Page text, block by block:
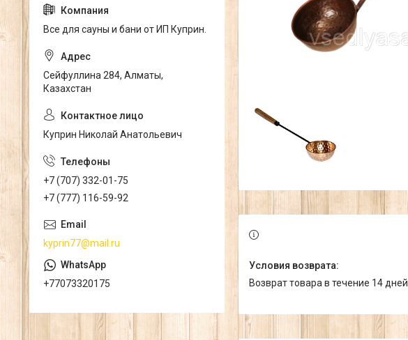
возврат товара в течение 14 дней
Все для сауны и бани от ИП Куприн.
Сейфуллина 284, Алматы,
Казахстан
Куприн Николай Анатольевич
+7 (707) 332-01-75
+7 (777) 116-59-92
kyprin77@mail.ru
+77073320175